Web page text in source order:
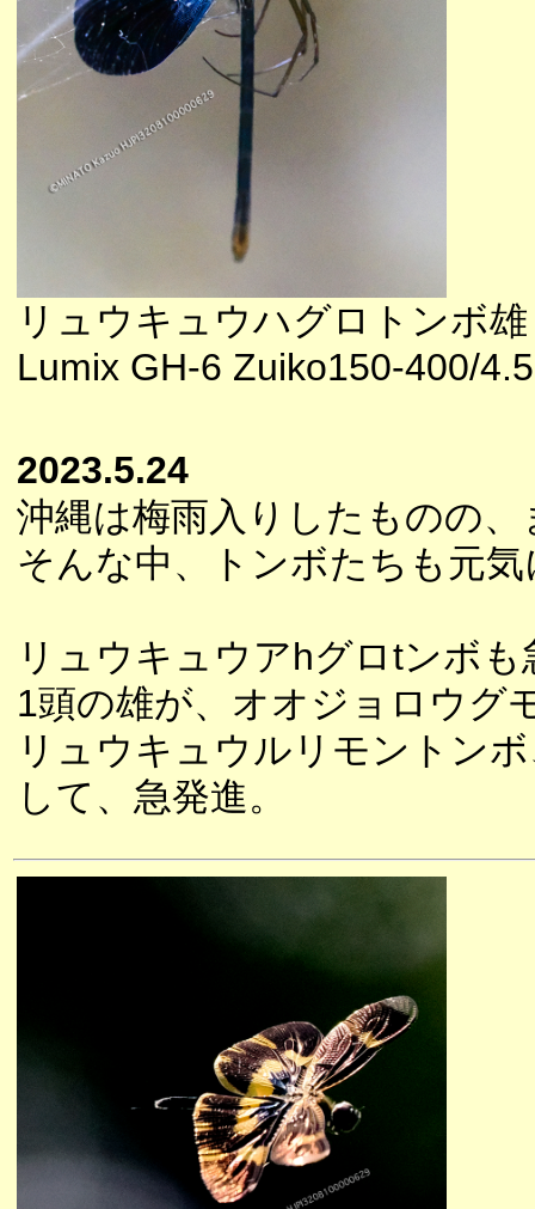
リュウキュウハグロトンボ雄
Lumix GH-6 Zuiko150-400/4.5
2023.5.24
沖縄は梅雨入りしたものの
そんな中、トンボたちも元
リュウキュウアhグロtンボ
1頭の雄が、オオジョロウグ
リュウキュウルリモントン
して、急発進。